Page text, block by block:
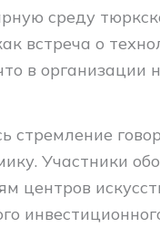
среду
встреча о
в организации
стремление
Участники
центров